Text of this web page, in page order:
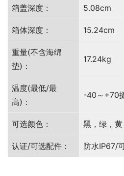
箱盖深度： 5.08cm
箱体深度： 15.24cm
重量(不含海绵
垫)：
17.24kg
温度(最低/最
高)：
-40～+70
可选颜色： 黑，绿，黄
认证/可选配件： 防水IP67/